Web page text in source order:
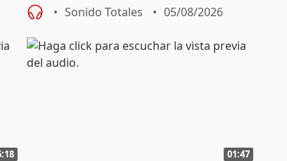
Sonido Totales 05/08/2026
01:47